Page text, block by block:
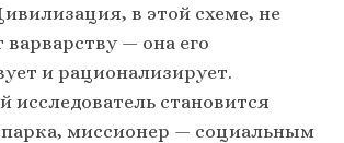
в этой схеме, не
— она его
и рационализирует.
исследователь становится
миссионер — социальным